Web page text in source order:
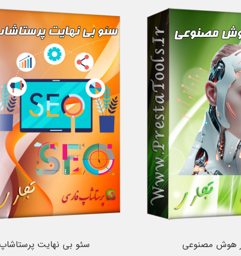
هوش مصنوعی
سئو بی نهایت پرستاشاپ